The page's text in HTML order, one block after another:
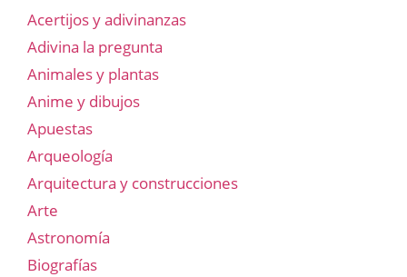
Acertijos y adivinanzas
Adivina la pregunta
Animales y plantas
Anime y dibujos
Apuestas
Arqueología
Arquitectura y construcciones
Arte
Astronomía
Biografías